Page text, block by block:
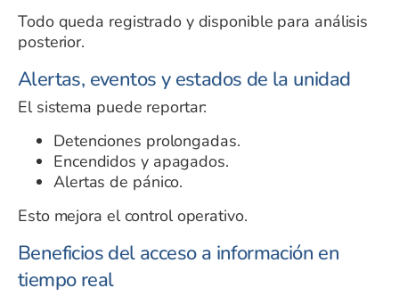
Todo queda registrado y disponible para análisis
posterior.
Alertas, eventos y estados de la unidad
El sistema puede reportar:
Detenciones prolongadas.
Encendidos y apagados.
Alertas de pánico.
Esto mejora el control operativo.
Beneficios del acceso a información en
tiempo real